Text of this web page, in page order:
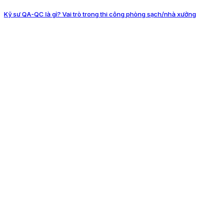
Kỹ sư QA-QC là gì? Vai trò trong thi công phòng sạch/nhà xưởng